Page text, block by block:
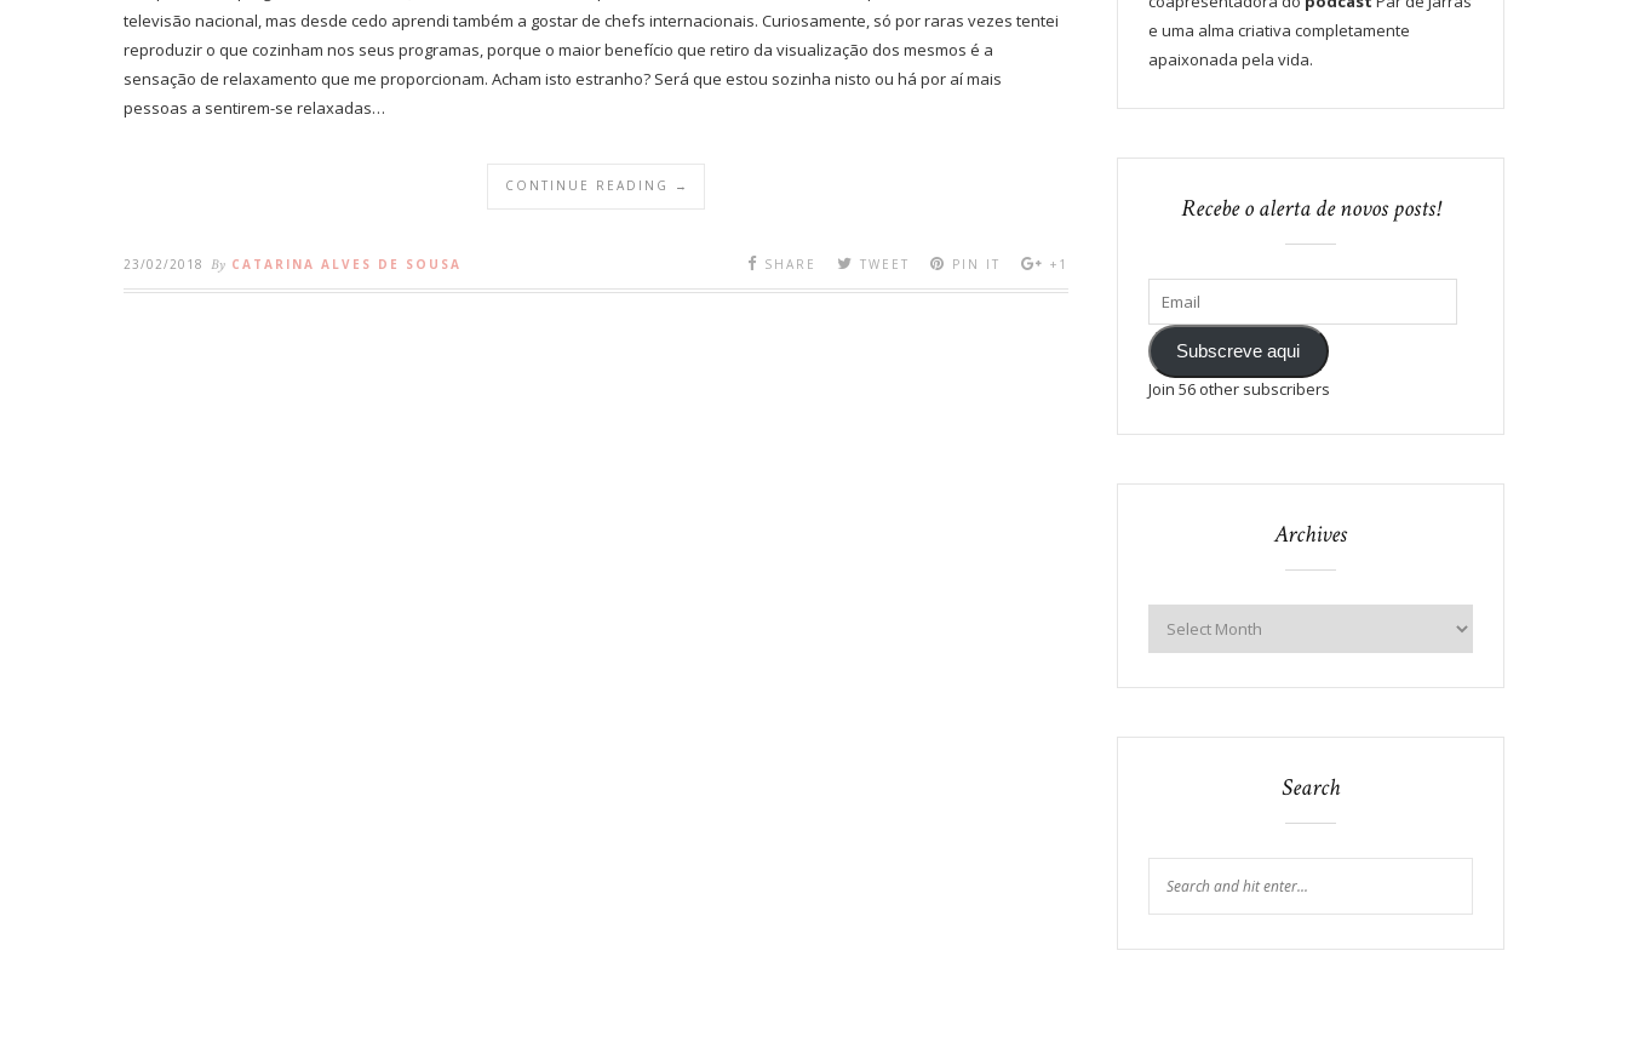
televisão nacional, mas desde cedo aprendi também a gostar de chefs internacionais. Curiosamente, só por raras vezes tentei
reproduzir o que cozinham nos seus programas, porque o maior benefício que retiro da visualização dos mesmos é a
sensação de relaxamento que me proporcionam. Acham isto estranho? Será que estou sozinha nisto ou há por aí mais
pessoas a sentirem-se relaxadas…
CONTINUE READING →
23/02/2018 By CATARINA ALVES DE SOUSA SHARE TWEET PIN IT +1
e uma alma criativa completamente
apaixonada pela vida.
Recebe o alerta de novos posts!
Subscreve aqui
Join 56 other subscribers
Archives
Search